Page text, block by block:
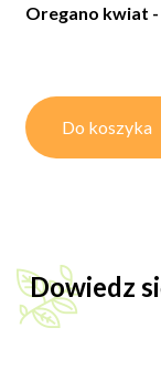
Oregano kwiat -
Do koszyka
Dowiedz